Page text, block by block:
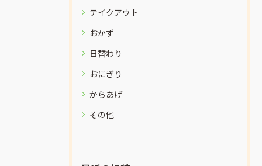
テイクアウト
おかず
日替わり
おにぎり
からあげ
その他